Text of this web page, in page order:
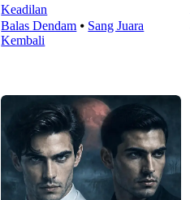
Keadilan
Balas Dendam ⦁ Sang Juara
Kembali